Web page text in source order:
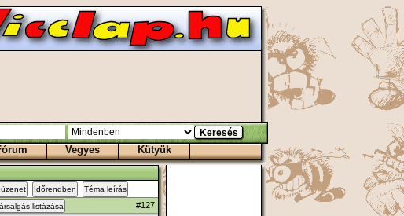
Vegyes Kütyük
üzenet Időrendben Téma leírás
listázása #127